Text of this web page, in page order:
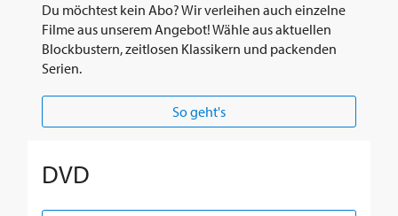
Du möchtest kein Abo? Wir verleihen auch einzelne
Filme aus unserem Angebot! Wähle aus aktuellen
Blockbustern, zeitlosen Klassikern und packenden
Serien.
So geht's
DVD